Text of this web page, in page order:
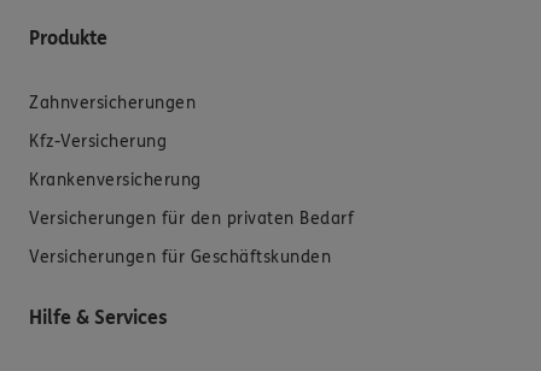
Produkte
Zahnversicherungen
Kfz-Versicherung
Krankenversicherung
Versicherungen für den privaten Bedarf
Versicherungen für Geschäftskunden
Hilfe & Services